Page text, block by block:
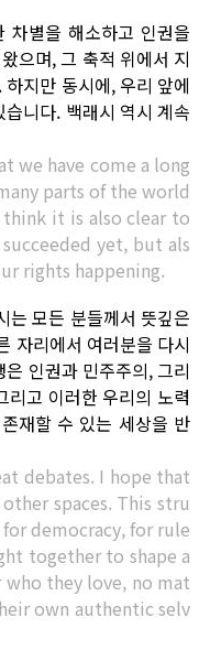
차별을 해소하고 인권을
으며, 그 축적 위에서 지
지만 동시에, 우리 앞에
니다. 백래시 역시 계속
we have come a long
parts of the world
it is also clear to
yet, but als
rights happening.
는 모든 분들께서 뜻깊은
자리에서 여러분을 다시
인권과 민주주의, 그리
고 이러한 우리의 노력
재할 수 있는 세상을 반
debates. I hope that
spaces. This stru
democracy, for rule
together to shape a
they love, no mat
own authentic selv